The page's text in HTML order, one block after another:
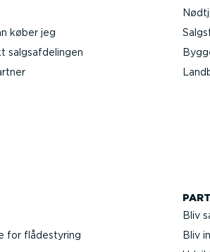
køber jeg
salgs­af­de­lingen
for flådestyring
Bliv
Bliv